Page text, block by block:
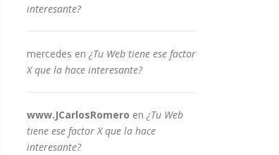
interesante?
mercedes en ¿Tu Web tiene ese factor
X que la hace interesante?
www.JCarlosRomero en ¿Tu Web
tiene ese factor X que la hace
interesante?